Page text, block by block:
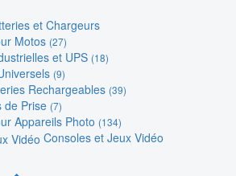
et Chargeurs
Motos (27)
et UPS (18)
(9)
Rechargeables (39)
de Prise (7)
Appareils Photo (134)
Consoles et Jeux Vidéo